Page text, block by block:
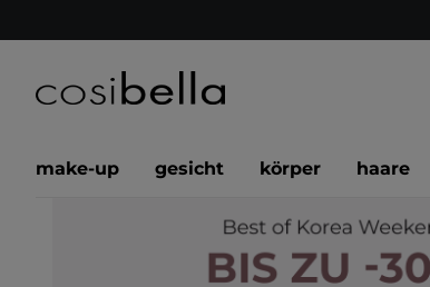
make-up gesicht körper haare